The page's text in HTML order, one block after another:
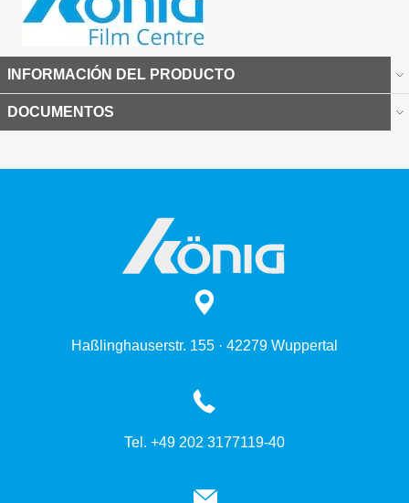
INFORMACIÓN DEL PRODUCTO
DOCUMENTOS
Haßlinghauserstr. 155 · 42279 Wuppertal
Tel. +49 202 3177119-40